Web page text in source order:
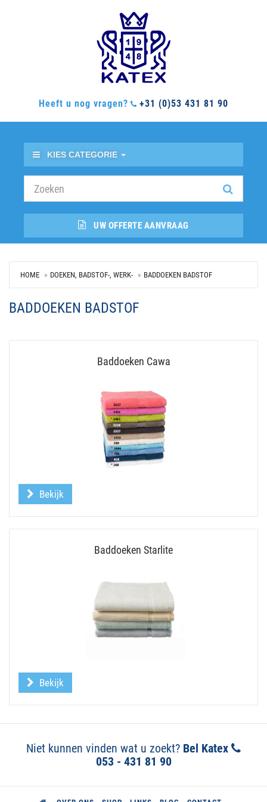
Heeft u nog vragen? +31 (0)53 431 81 90
KIES CATEGORIE
UW OFFERTE AANVRAAG
HOME DOEKEN, BADSTOF-, WERK- BADDOEKEN BADSTOF
BADDOEKEN BADSTOF
Baddoeken Cawa
Bekijk
Baddoeken Starlite
Bekijk
Niet kunnen vinden wat u zoekt? Bel Katex
053 - 431 81 90